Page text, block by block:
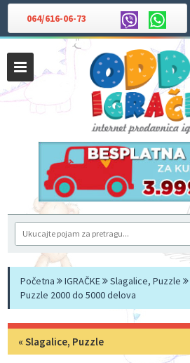
064/616-06-73
Početna IGRAČKE Slagalice, Puzzle
Puzzle 2000 do 5000 delova
«Slagalice, Puzzle